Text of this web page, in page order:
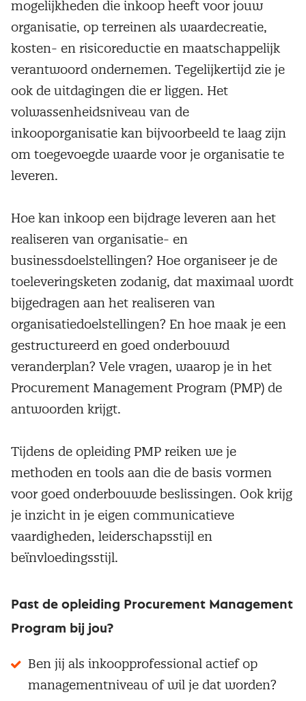
mogelijkheden die inkoop heeft voor jouw
organisatie, op terreinen als waardecreatie,
kosten- en risicoreductie en maatschappelijk
verantwoord ondernemen. Tegelijkertijd zie je
ook de uitdagingen die er liggen. Het
volwassenheidsniveau van de
inkooporganisatie kan bijvoorbeeld te laag zijn
om toegevoegde waarde voor je organisatie te
leveren.
Hoe kan inkoop een bijdrage leveren aan het
realiseren van organisatie- en
businessdoelstellingen? Hoe organiseer je de
toeleveringsketen zodanig, dat maximaal wordt
bijgedragen aan het realiseren van
organisatiedoelstellingen? En hoe maak je een
gestructureerd en goed onderbouwd
veranderplan? Vele vragen, waarop je in het
Procurement Management Program (PMP) de
antwoorden krijgt.
Tijdens de opleiding PMP reiken we je
methoden en tools aan die de basis vormen
voor goed onderbouwde beslissingen. Ook krijg
je inzicht in je eigen communicatieve
vaardigheden, leiderschapsstijl en
beïnvloedingsstijl.
Past de opleiding Procurement Management
Program bij jou?
Ben jij als inkoopprofessional actief op
managementniveau of wil je dat worden?